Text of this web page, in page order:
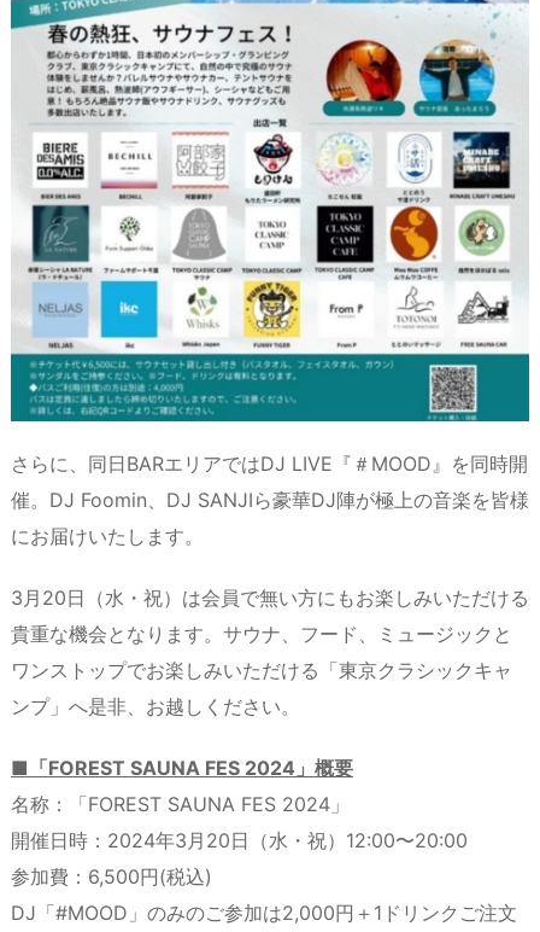
さらに、同日BARエリアではDJ LIVE『＃MOOD』を同時開
催。DJ Foomin、DJ SANJIら豪華DJ陣が極上の音楽を皆様
にお届けいたします。
3月20日（水・祝）は会員で無い方にもお楽しみいただける
貴重な機会となります。サウナ、フード、ミュージックと
ワンストップでお楽しみいただける「東京クラシックキャ
ンプ」へ是非、お越しください。
■「FOREST SAUNA FES 2024」概要
名称：「FOREST SAUNA FES 2024」
開催日時：2024年3月20日（水・祝）12:00〜20:00
参加費：6,500円(税込)
DJ「#MOOD」のみのご参加は2,000円＋1ドリンクご注文